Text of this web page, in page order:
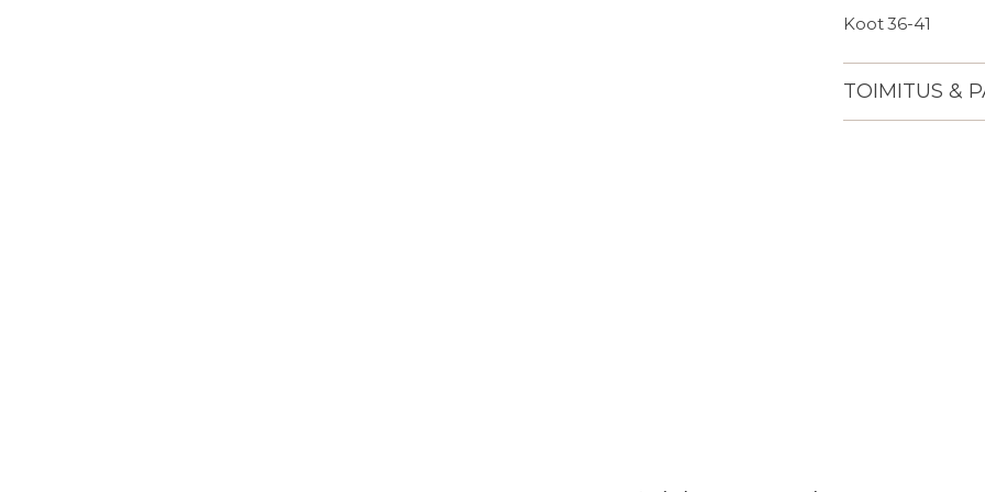
Koot 36-41
TOIMITUS &